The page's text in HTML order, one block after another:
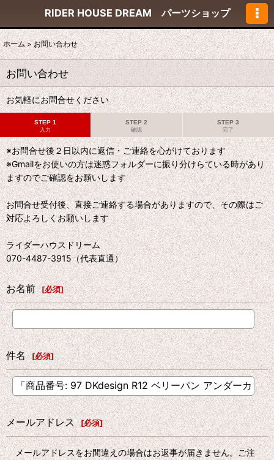
RIDER HOUSE DREAM パーツショップ
ホーム > お問い合わせ
お問い合わせ
お気軽にお問合せください
STEP 1
入力
STEP 2
確認
STEP 3
完了
※お問合せ後２日以内に返信・ご連絡を心がけております
※Gmailをお使いの方は迷惑フォルダーに振り分けらている時があり
ますのでご確認をお願いします
お問合せ受付後、直接ご連絡する場合がありますので、その際はご
対応よろしくお願いします
ライダーハウスドリーム
070-4487-3915（代表直通）
お名前 [必須]
件名 [必須]
メールアドレス [必須]
メールアドレスをお間違えの場合はお返事が届きません。ご注